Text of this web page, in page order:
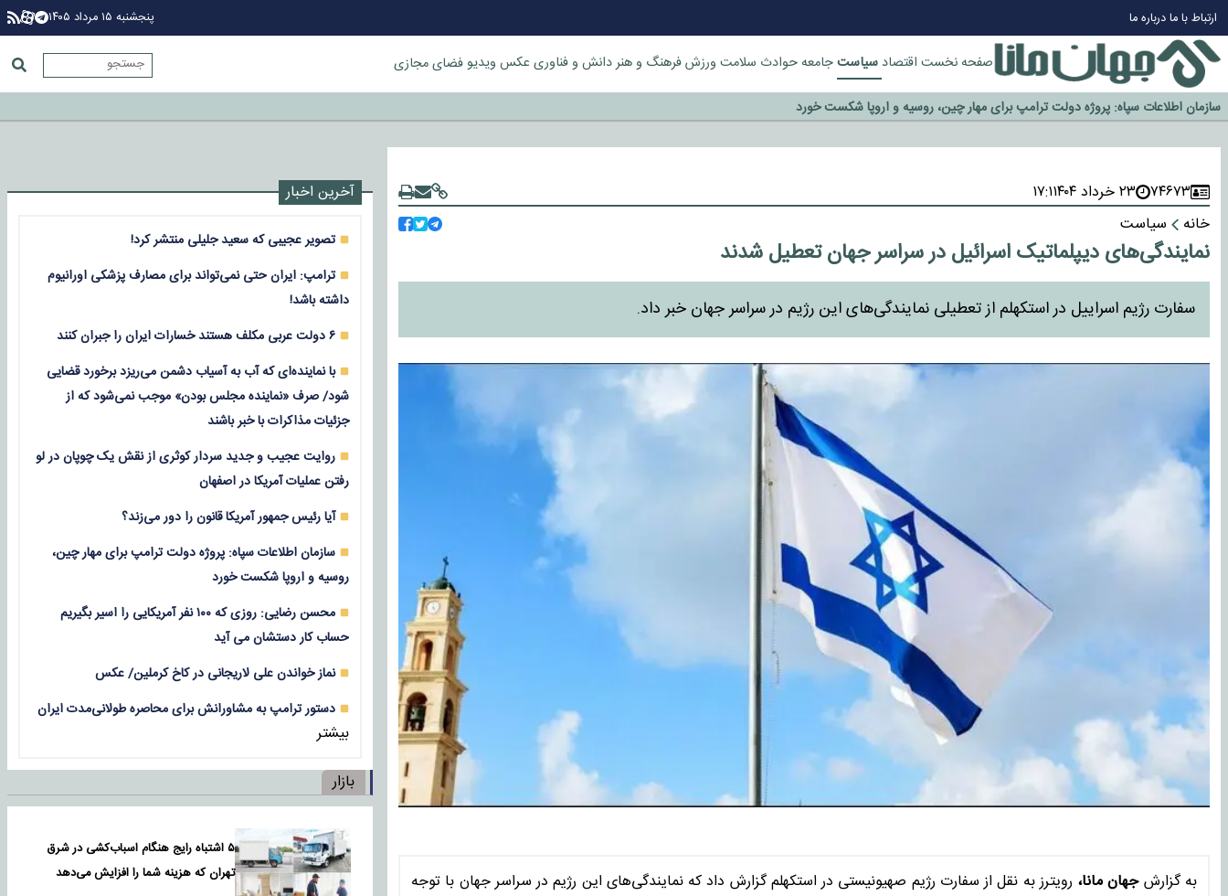
ارتباط با مادرباره ما پنجشنبه ۱۵ مرداد ۱۴۰۵
صفحه نخست اقتصاد سیاستجامعهحوادث سلامت ورزشفرهنگ و هنردانش و فناوری عکس ویدیوفضای مجازی
چرا طلا دوباره افزایشی شد؟
گزینه جدایی اوسمار روی میز مدیران پرسپولیس
آیا رئیس جمهور آمریکا قانون را دور می‌زند؟
سازمان اطلاعات سپاه: پروژه دولت ترامپ برای مهار چین، روسیه و اروپا شکست خورد
۷۴۶۷۳ ۲۳ خرداد ۱۴۰۴
۱۷:۱
خانه
سیاست
نمایندگی‌های دیپلماتیک اسرائیل در سراسر جهان تعطیل شدند
سفارت رژیم اسراییل در استکهلم از تعطیلی نمایندگی‌های این رژیم در سراسر جهان خبر داد.
به گزارشجهان مانا، رویترز به نقل از سفارت رژیم صهیونیستی در استکهلم گزارش داد که نمایندگی‌های این رژیم در سراسر جهان با توجه
آخرین اخبار
تصویر عجیبی که سعید جلیلی منتشر کرد!
ترامپ: ایران حتی نمی‌تواند برای مصارف پزشکی اورانیوم
داشته باشد!
۶ دولت عربی مکلف هستند خسارات ایران را جبران کنند
با نماینده‌ای که آب به آسیاب دشمن می‌ریزد برخورد قضایی
شود/ صرف «نماینده مجلس بودن» موجب نمی‌شود که از
جزئیات مذاکرات با خبر باشند
روایت عجیب و جدید سردار کوثری از نقش یک چوپان در لو
رفتن عملیات آمریکا در اصفهان
آیا رئیس جمهور آمریکا قانون را دور می‌زند؟
سازمان اطلاعات سپاه: پروژه دولت ترامپ برای مهار چین،
روسیه و اروپا شکست خورد
محسن رضایی: روزی که ۱۰۰ نفر آمریکایی را اسیر بگیریم
حساب کار دستشان می آید
نماز خواندن علی لاریجانی در کاخ کرملین/ عکس
دستور ترامپ به مشاورانش برای محاصره طولانی‌مدت ایران
بیشتر
بازار
۵ اشتباه رایج هنگام اسباب‌کشی در شرق
تهران که هزینه شما را افزایش می‌دهد